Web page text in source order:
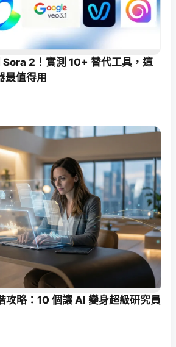
2！實測 10+ 替代工具，這
最值得用
略：10 個讓 AI 變身超級研究員